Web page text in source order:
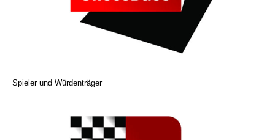
Spieler und Würdenträger